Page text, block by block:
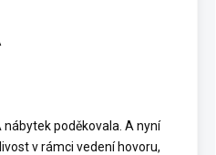
poděkovala. A nyní
v rámci vedení hovoru,